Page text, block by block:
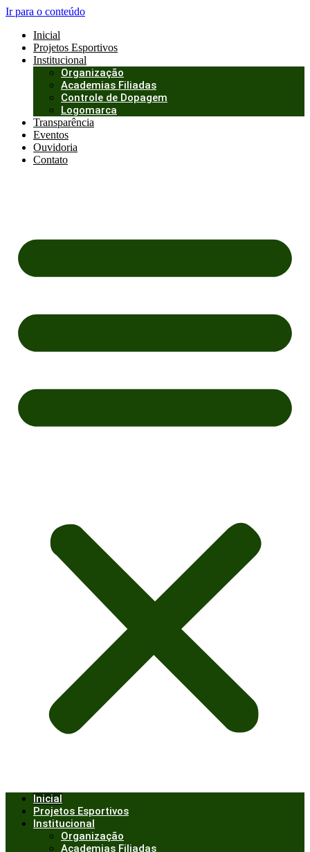
Ir para o conteúdo
Inicial
Projetos Esportivos
Institucional
Organização
Academias Filiadas
Controle de Dopagem
Logomarca
Transparência
Eventos
Ouvidoria
Contato
Inicial
Projetos Esportivos
Institucional
Organização
Academias Filiadas